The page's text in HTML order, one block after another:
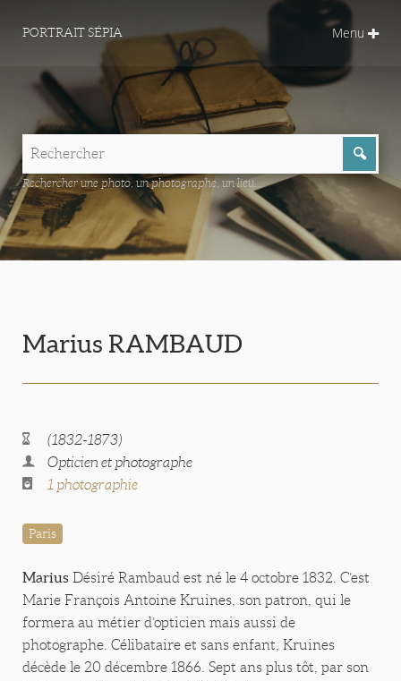
PORTRAIT SÉPIA Menu
Rechercher une photo, un photographe, un lieu...
Marius RAMBAUD
(1832-1873)
Opticien et photographe
1 photographie
Paris
Marius Désiré Rambaud est né le 4 octobre 1832. C’est
Marie François Antoine Kruines, son patron, qui le
formera au métier d’opticien mais aussi de
photographe. Célibataire et sans enfant, Kruines
décède le 20 décembre 1866. Sept ans plus tôt, par son